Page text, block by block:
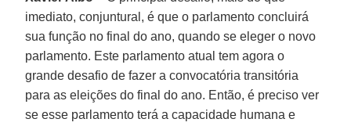
imediato, conjuntural, é que o parlamento concluirá
sua função no final do ano, quando se eleger o novo
parlamento. Este parlamento atual tem agora o
grande desafio de fazer a convocatória transitória
para as eleições do final do ano. Então, é preciso ver
se esse parlamento terá a capacidade humana e